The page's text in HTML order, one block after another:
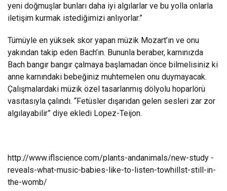
yeni doğmuşlar bunları daha iyi algılarlar ve bu yolla onlarla
iletişim kurmak istediğimizi anlıyorlar.”
Tümüyle en yüksek skor yapan müzik Mozart’ın ve onu
yakından takip eden Bach’ın. Bununla beraber, karnınızda
Bach bangır bangır çalmaya başlamadan önce bilmelisiniz ki
anne karnındaki bebeğiniz muhtemelen onu duymayacak.
Çalışmalardaki müzik özel tasarlanmış dölyolu hoparlörü
vasıtasıyla çalındı. “Fetüsler dışarıdan gelen sesleri zar zor
algılayabilir” diye ekledi Lopez-Teijon.
http://www.iflscience.com/plants-andanimals/new-study -
reveals-what-music-babies-like-to-listen-towhillst-still-in-
the-womb/